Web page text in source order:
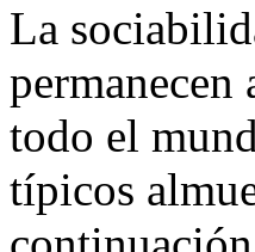
La
permanecen
todo el
típicos